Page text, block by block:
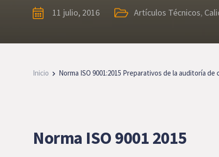
11 julio, 2016 Artículos Técnicos,
Inicio Norma ISO 9001:2015 Preparativos de la auditoría
Norma ISO 9001 2015